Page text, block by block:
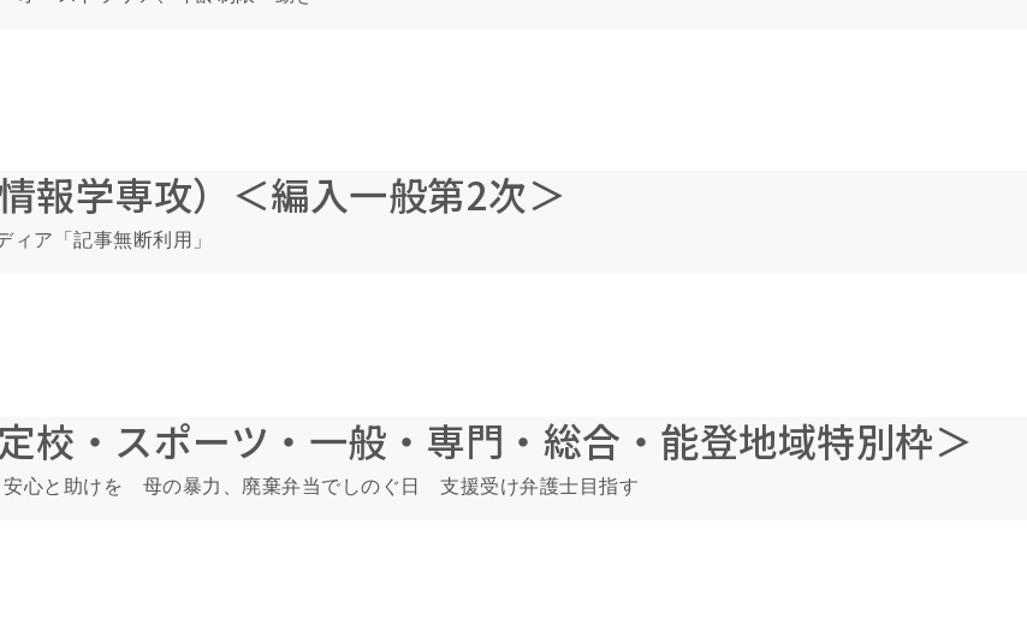
報学専攻）＜編入一般第2次＞
ア「記事無断利用」
校・スポーツ・一般・専門・総合・能登地域特別枠＞
安心と助けを 母の暴力、廃棄弁当でしのぐ日 支援受け弁護士目指す